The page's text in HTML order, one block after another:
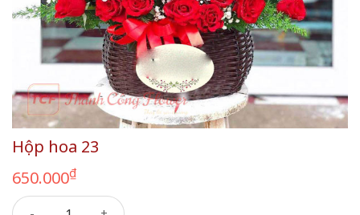
Hộp hoa 23
650.000₫
Hộp hoa 23 số lượng